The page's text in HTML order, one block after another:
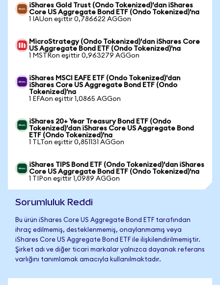
iShares Gold Trust (Ondo Tokenized)'dan iShares
Core US Aggregate Bond ETF (Ondo Tokenized)'na
1 IAUon eşittir 0,786622 AGGon
MicroStrategy (Ondo Tokenized)'dan iShares Core
US Aggregate Bond ETF (Ondo Tokenized)'na
1 MSTRon eşittir 0,963279 AGGon
iShares MSCI EAFE ETF (Ondo Tokenized)'dan
iShares Core US Aggregate Bond ETF (Ondo
Tokenized)'na
1 EFAon eşittir 1,0865 AGGon
iShares 20+ Year Treasury Bond ETF (Ondo
Tokenized)'dan iShares Core US Aggregate Bond
ETF (Ondo Tokenized)'na
1 TLTon eşittir 0,851131 AGGon
iShares TIPS Bond ETF (Ondo Tokenized)'dan iShares
Core US Aggregate Bond ETF (Ondo Tokenized)'na
1 TIPon eşittir 1,0989 AGGon
Sorumluluk Reddi
Bu ürün iShares Core US Aggregate Bond ETF tarafından
ihraç edilmemiş, desteklenmemiş, onaylanmamış veya
iShares Core US Aggregate Bond ETF ile ilişkilendirilmemiştir.
Şirket adı ve diğer ticari markalar yalnızca dayanak referans
varlığını tanımlamak amacıyla kullanılmaktadır.